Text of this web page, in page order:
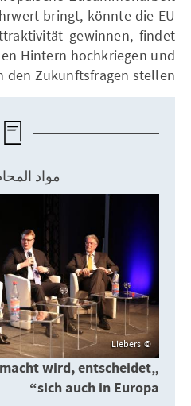
bringt, könnte die EU
gewinnen, findet
Hintern hochkriegen und
den Zukunftsfragen stellen.“
مواد
Liebers
wird, entscheidet
sich auch in Europa“